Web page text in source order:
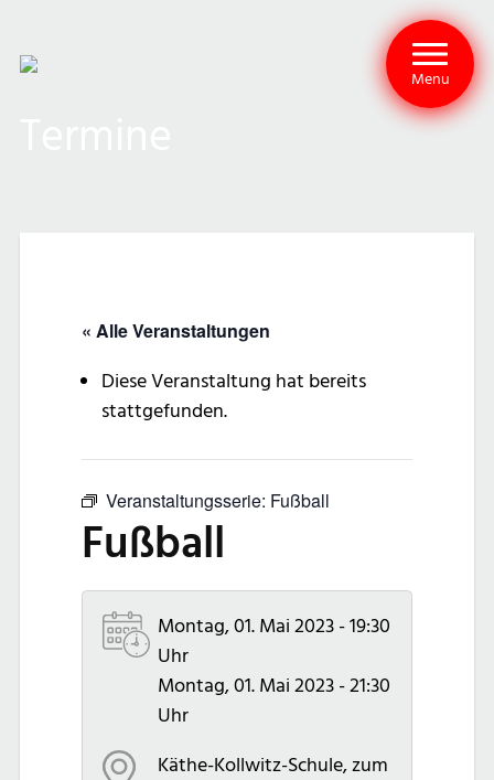
Menu
« Alle Veranstaltungen
Diese Veranstaltung hat bereits
stattgefunden.
Veranstaltungsserie: Fußball
Fußball
Montag, 01. Mai 2023 - 19:30
Uhr
Montag, 01. Mai 2023 - 21:30
Uhr
Käthe-Kollwitz-Schule, zum